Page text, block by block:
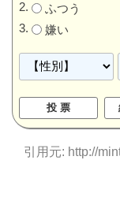
ふつう
嫌い
引用元: http://